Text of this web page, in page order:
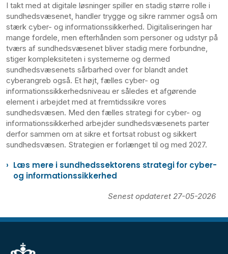
I takt med at digitale løsninger spiller en stadig større rolle i
sundhedsvæsenet, handler trygge og sikre rammer også om
stærk cyber- og informationssikkerhed. Digitaliseringen har
mange fordele, men efterhånden som personer og udstyr på
tværs af sundhedsvæsenet bliver stadig mere forbundne,
stiger kompleksiteten i systemerne og dermed
sundhedsvæsenets sårbarhed over for blandt andet
cyberangreb også. Et højt, fælles cyber- og
informationssikkerhedsniveau er således et afgørende
element i arbejdet med at fremtidssikre vores
sundhedsvæsen. Med den fælles strategi for cyber- og
informationssikkerhed arbejder sundhedsvæsenets parter
derfor sammen om at sikre et fortsat robust og sikkert
sundhedsvæsen. Strategien er forlænget til og med 2027.
Læs mere i sundhedssektorens strategi for cyber-
og informationssikkerhed
Senest opdateret 27-05-2026